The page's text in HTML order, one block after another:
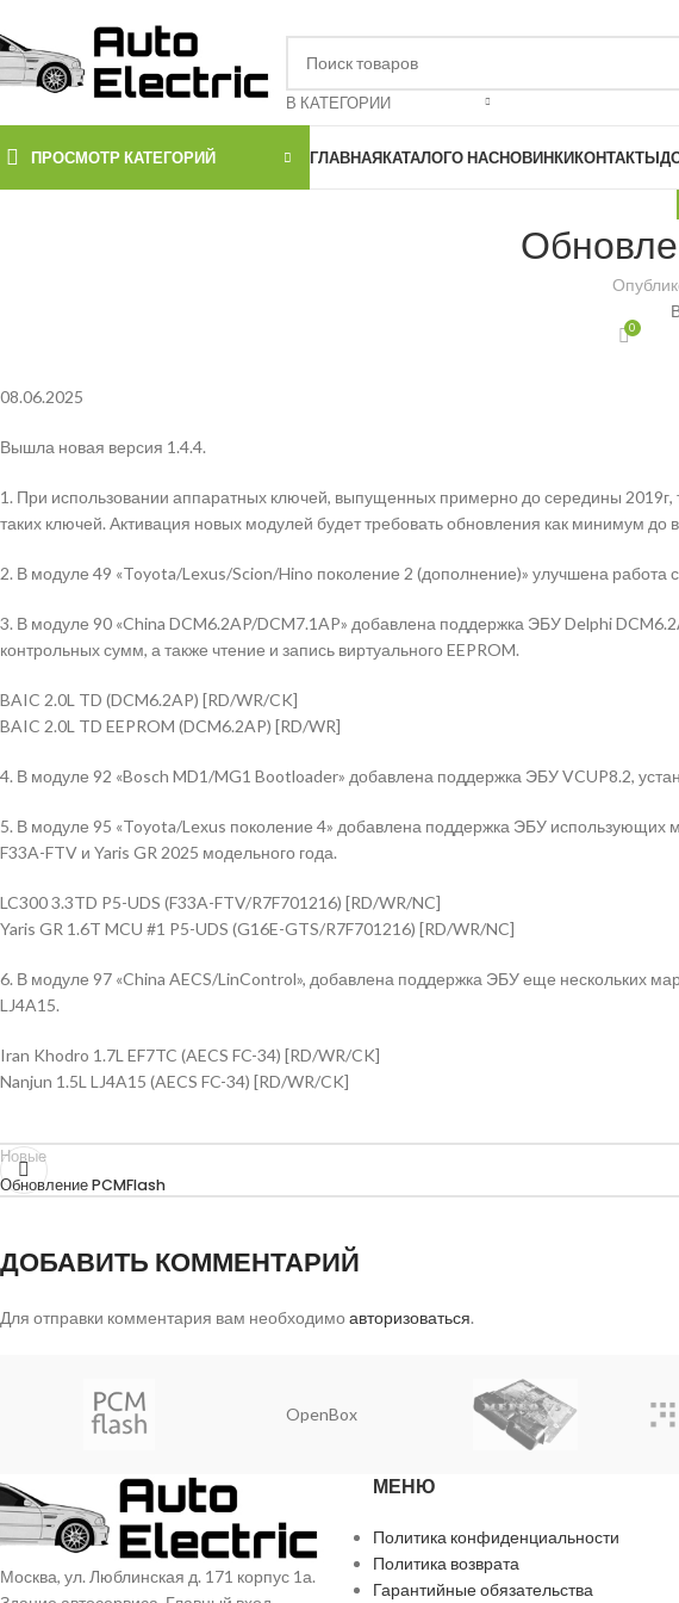
В КАТЕГОРИИ
ПРОСМОТР КАТЕГОРИЙ ГЛАВНАЯКАТАЛОГО НАСНОВИНКИКОНТАКТЫ
0
08.06.2025
Вышла новая версия 1.4.4.
1. При использовании аппаратных ключей, выпущенных примерно до середины
таких ключей. Активация новых модулей будет требовать обновления как минимум
2. В модуле 49 «Toyota/Lexus/Scion/Hino поколение 2 (дополнение)» улучшена
3. В модуле 90 «China DCM6.2AP/DCM7.1AP» добавлена поддержка ЭБУ Delphi
контрольных сумм, а также чтение и запись виртуального EEPROM.
BAIC 2.0L TD (DCM6.2AP) [RD/WR/CK]
BAIC 2.0L TD EEPROM (DCM6.2AP) [RD/WR]
4. В модуле 92 «Bosch MD1/MG1 Bootloader» добавлена поддержка ЭБУ VCUP8.2,
5. В модуле 95 «Toyota/Lexus поколение 4» добавлена поддержка ЭБУ использующих
F33A-FTV и Yaris GR 2025 модельного года.
LC300 3.3TD P5-UDS (F33A-FTV/R7F701216) [RD/WR/NC]
Yaris GR 1.6T MCU #1 P5-UDS (G16E-GTS/R7F701216) [RD/WR/NC]
6. В модуле 97 «China AECS/LinControl», добавлена поддержка ЭБУ еще нескольких
LJ4A15.
Iran Khodro 1.7L EF7TC (AECS FC-34) [RD/WR/CK]
Nanjun 1.5L LJ4A15 (AECS FC-34) [RD/WR/CK]
Новые
Обновление PCMFlash
ДОБАВИТЬ КОММЕНТАРИЙ
Для отправки комментария вам необходимо авторизоваться.
OpenBox
Москва, ул. Люблинская д. 171 корпус 1а.
МЕНЮ
Политика конфиденциальности
Политика возврата
Гарантийные обязательства